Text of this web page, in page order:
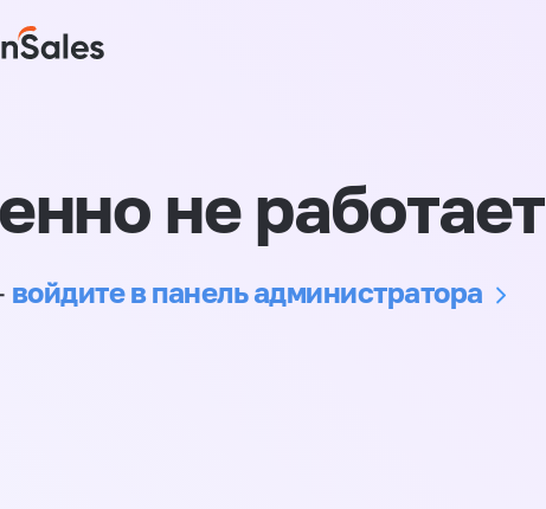
не работает
войдите в панель администратора